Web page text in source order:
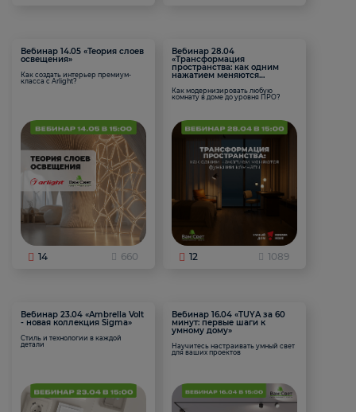
Вебинар 14.05 «Теория слоев
освещения»
Как создать интерьер премиум-
класса с Arlight?
14 660
Вебинар 28.04
«Трансформация
пространства: как одним
нажатием меняются
Как модернизировать любую
комнату в доме до уровня ПРО?
12 1089
Вебинар 23.04 «Ambrella Volt
- новая коллекция Sigma»
Стиль и технологии в каждой
детали
Вебинар 16.04 «TUYA за 60
минут: первые шаги к
умному дому»
Научитесь настраивать умный свет
для ваших проектов